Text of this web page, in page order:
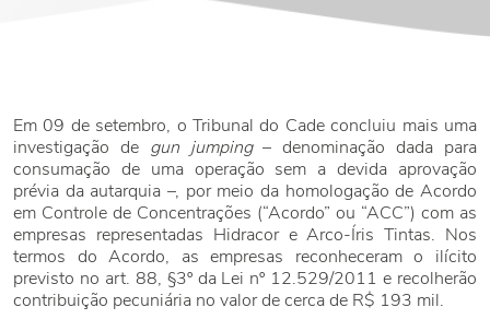
Em 09 de setembro, o Tribunal do Cade concluiu mais uma
investigação de gun jumping– denominação dada para
consumação de uma operação sem a devida aprovação
prévia da autarquia –, por meio da homologação de Acordo
em Controle de Concentrações (“Acordo” ou “ACC”) com as
empresas representadas Hidracor e Arco-Íris Tintas. Nos
termos do Acordo, as empresas reconheceram o ilícito
previsto no art. 88, §3º da Lei nº 12.529/2011 e recolherão
contribuição pecuniária no valor de cerca de R$ 193 mil.